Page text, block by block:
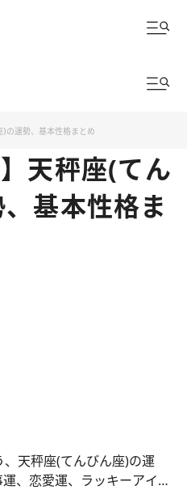
)の運勢、基本性格まとめ
天秤座(てん
基本性格ま
天秤座(てんびん座)の運
、恋愛運、ラッキーアイテ